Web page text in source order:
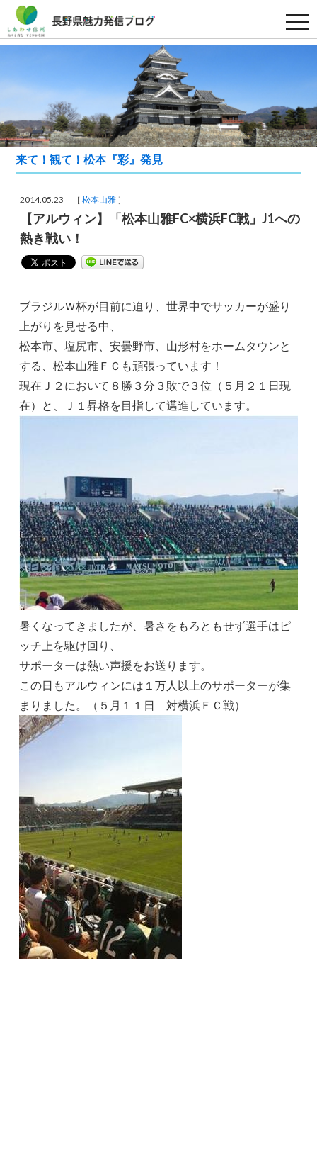
t
o
g
v
i
g
a
t
来て！観て！松本『彩』発見
2014.05.23 ［松本山雅 ］
【アルウィン】「松本山雅FC×横浜FC戦」J1への
熱き戦い！
ブラジルＷ杯が目前に迫り、世界中でサッカーが盛り
上がりを見せる中、
松本市、塩尻市、安曇野市、山形村をホームタウンと
する、松本山雅ＦＣも頑張っています！
現在Ｊ２において８勝３分３敗で３位（５月２１日現
在）と、Ｊ１昇格を目指して邁進しています。
暑くなってきましたが、暑さをもろともせず選手はピ
ッチ上を駆け回り、
サポーターは熱い声援をお送ります。
この日もアルウィンには１万人以上のサポーターが集
まりました。（５月１１日 対横浜ＦＣ戦）